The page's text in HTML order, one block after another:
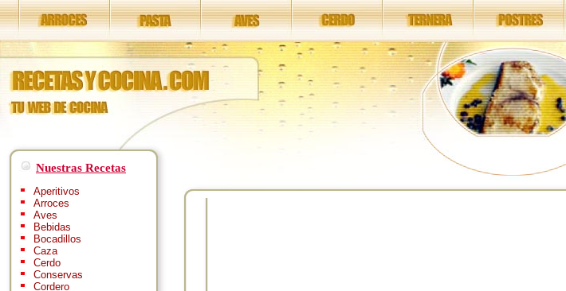
Nuestras Recetas
Aperitivos
Arroces
Aves
Bebidas
Bocadillos
Caza
Cerdo
Conservas
Cordero